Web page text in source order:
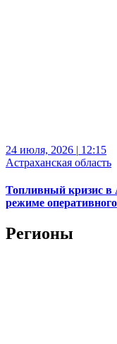
24 июля, 2026 | 12:15
Астраханская область
Топливный кризис в
режиме
Регионы